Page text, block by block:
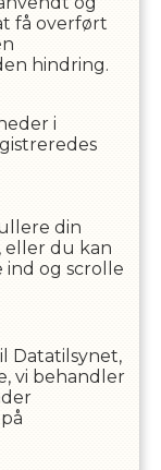
få overført
hindring.
i
din
eller du kan
og scrolle
Datatilsynet,
vi behandler